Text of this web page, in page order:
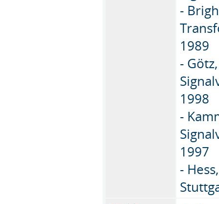
-
1989
-
1998
-
1997
-